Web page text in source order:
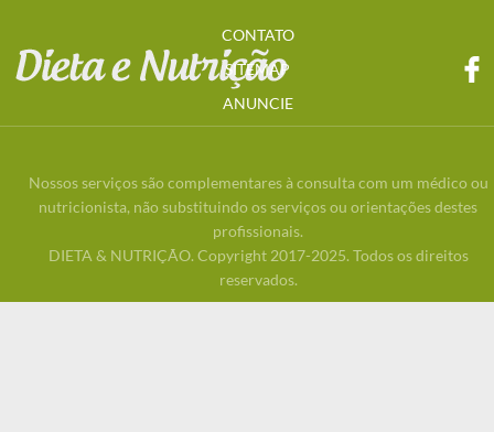
CONTATO
SITEMAP
ANUNCIE
Nossos serviços são complementares à consulta com um médico ou
nutricionista, não substituindo os serviços ou orientações destes
profissionais.
DIETA & NUTRIÇÃO. Copyright 2017-2025. Todos os direitos
reservados.